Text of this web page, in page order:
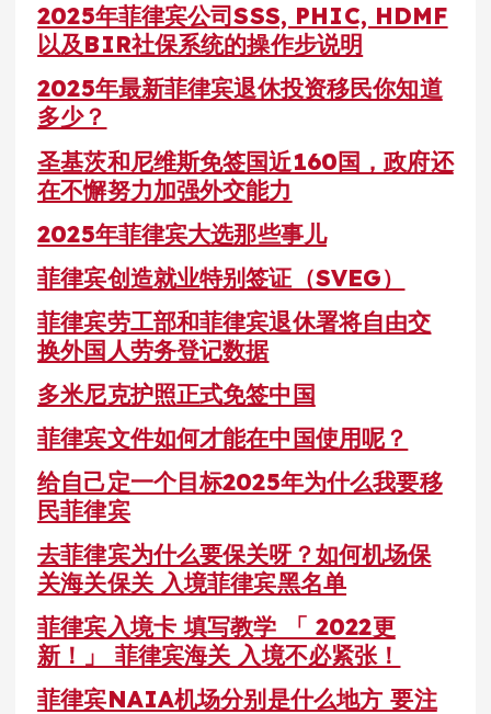
2025年菲律宾公司SSS, PHIC, HDMF
以及BIR社保系统的操作步说明
2025年最新菲律宾退休投资移民你知道
多少？
圣基茨和尼维斯免签国近160国，政府还
在不懈努力加强外交能力
2025年菲律宾大选那些事儿
菲律宾创造就业特别签证（SVEG）
菲律宾劳工部和菲律宾退休署将自由交
换外国人劳务登记数据
多米尼克护照正式免签中国
菲律宾文件如何才能在中国使用呢？
给自己定一个目标2025年为什么我要移
民菲律宾
去菲律宾为什么要保关呀？如何机场保
关海关保关 入境菲律宾黑名单
菲律宾入境卡 填写教学 「 2022更
新！」 菲律宾海关 入境不必紧张！
菲律宾NAIA机场分别是什么地方 要注